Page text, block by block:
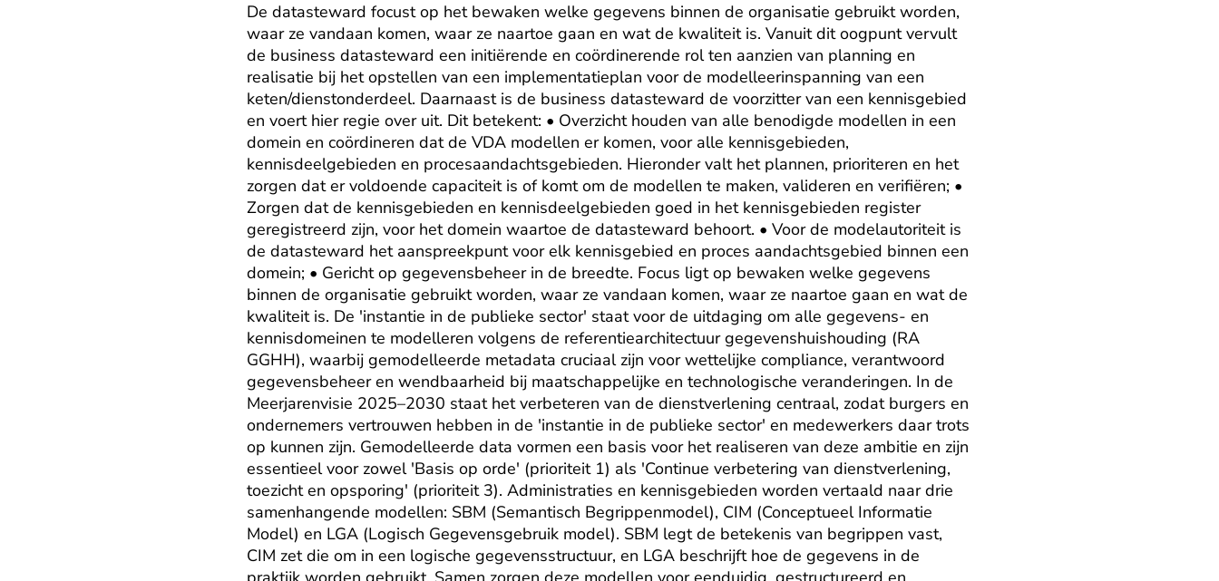
De datasteward focust op het bewaken welke gegevens binnen de organisatie gebruikt worden,
waar ze vandaan komen, waar ze naartoe gaan en wat de kwaliteit is. Vanuit dit oogpunt vervult
de business datasteward een initiërende en coördinerende rol ten aanzien van planning en
realisatie bij het opstellen van een implementatieplan voor de modelleerinspanning van een
keten/dienstonderdeel. Daarnaast is de business datasteward de voorzitter van een kennisgebied
en voert hier regie over uit. Dit betekent: • Overzicht houden van alle benodigde modellen in een
domein en coördineren dat de VDA modellen er komen, voor alle kennisgebieden,
kennisdeelgebieden en procesaandachtsgebieden. Hieronder valt het plannen, prioriteren en het
zorgen dat er voldoende capaciteit is of komt om de modellen te maken, valideren en verifiëren; •
Zorgen dat de kennisgebieden en kennisdeelgebieden goed in het kennisgebieden register
geregistreerd zijn, voor het domein waartoe de datasteward behoort. • Voor de modelautoriteit is
de datasteward het aanspreekpunt voor elk kennisgebied en proces aandachtsgebied binnen een
domein; • Gericht op gegevensbeheer in de breedte. Focus ligt op bewaken welke gegevens
binnen de organisatie gebruikt worden, waar ze vandaan komen, waar ze naartoe gaan en wat de
kwaliteit is. De 'instantie in de publieke sector' staat voor de uitdaging om alle gegevens- en
kennisdomeinen te modelleren volgens de referentiearchitectuur gegevenshuishouding (RA
GGHH), waarbij gemodelleerde metadata cruciaal zijn voor wettelijke compliance, verantwoord
gegevensbeheer en wendbaarheid bij maatschappelijke en technologische veranderingen. In de
Meerjarenvisie 2025–2030 staat het verbeteren van de dienstverlening centraal, zodat burgers en
ondernemers vertrouwen hebben in de 'instantie in de publieke sector' en medewerkers daar trots
op kunnen zijn. Gemodelleerde data vormen een basis voor het realiseren van deze ambitie en zijn
essentieel voor zowel 'Basis op orde' (prioriteit 1) als 'Continue verbetering van dienstverlening,
toezicht en opsporing' (prioriteit 3). Administraties en kennisgebieden worden vertaald naar drie
samenhangende modellen: SBM (Semantisch Begrippenmodel), CIM (Conceptueel Informatie
Model) en LGA (Logisch Gegevensgebruik model). SBM legt de betekenis van begrippen vast,
CIM zet die om in een logische gegevensstructuur, en LGA beschrijft hoe de gegevens in de